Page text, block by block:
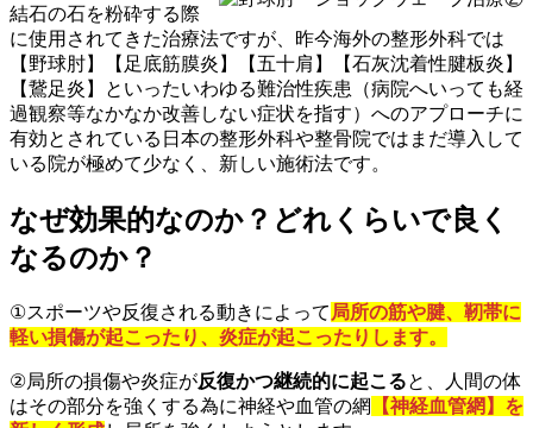
結石の石を粉砕する際
に使用されてきた治療法ですが、昨今海外の整形外科では
【野球肘】【足底筋膜炎】【五十肩】【石灰沈着性腱板炎】
【鵞足炎】といったいわゆる難治性疾患（病院へいっても経
過観察等なかなか改善しない症状を指す）へのアプローチに
有効とされている日本の整形外科や整骨院ではまだ導入して
いる院が極めて少なく、新しい施術法です。
なぜ効果的なのか？どれくらいで良く
なるのか？
①スポーツや反復される動きによって 局所の筋や腱、靭帯に
軽い損傷が起こったり、炎症が起こったりします。
②局所の損傷や炎症が反復かつ継続的に起こると、人間の体
はその部分を強くする為に神経や血管の網
【神経血管網】を